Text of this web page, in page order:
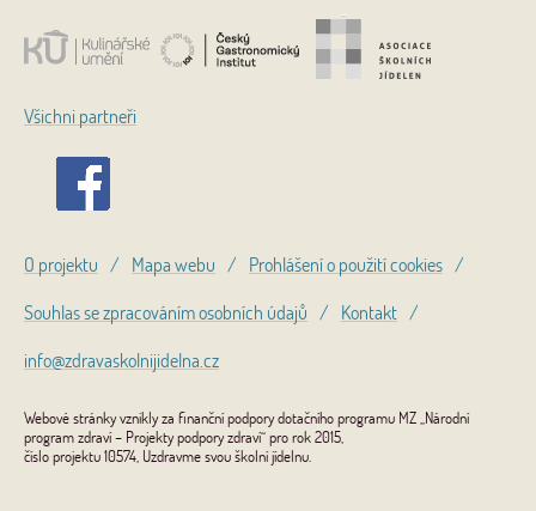
Všichni partneři
O projektu / Mapa webu / Prohlášení o použití cookies /
Souhlas se zpracováním osobních údajů / Kontakt /
info@zdravaskolnijidelna.cz
Webové stránky vznikly za finanční podpory dotačního programu MZ „Národní
program zdraví – Projekty podpory zdraví“ pro rok 2015,
číslo projektu 10574, Uzdravme svou školní jídelnu.